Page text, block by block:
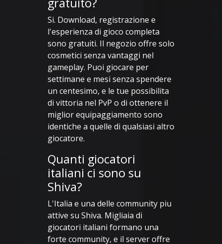
Si. Download, registrazione e
l'esperienza di gioco completa
sono gratuiti. Il negozio offre solo
cosmetici senza vantaggi nel
gameplay. Puoi giocare per
settimane e mesi senza spendere
un centesimo, e le tue possibilita
di vittoria nel PvP o di ottenere il
miglior equipaggiamento sono
identiche a quelle di qualsiasi altro
giocatore.
Quanti giocatori
italiani ci sono su
Shiva?
L'Italia e una delle community piu
attive su Shiva. Migliaia di
giocatori italiani formano una
forte community, e il server offre